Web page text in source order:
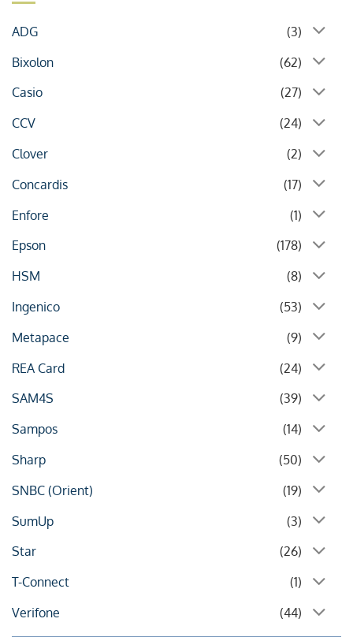
ADG
(3)
Bixolon
(62)
Casio
(27)
CCV
(24)
Clover
(2)
Concardis
(17)
Enfore
(1)
Epson
(178)
HSM
(8)
Ingenico
(53)
Metapace
(9)
REA Card
(24)
SAM4S
(39)
Sampos
(14)
Sharp
(50)
SNBC (Orient)
(19)
SumUp
(3)
Star
(26)
T-Connect
(1)
Verifone
(44)